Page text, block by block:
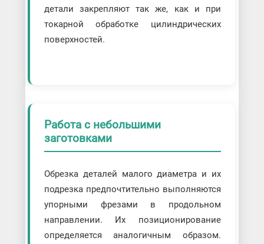
детали закрепляют так же, как и при
токарной обработке цилиндрических
поверхностей.
Работа с небольшими
заготовками
Обрезка деталей малого диаметра и их
подрезка предпочтительно выполняются
упорными фрезами в продольном
направлении. Их позиционирование
определяется аналогичным образом.